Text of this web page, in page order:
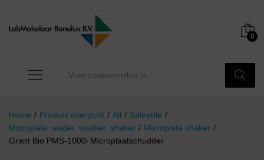
0
Home / Product overzicht / All / Saleable /
Microplate reader, washer, shaker / Microplate shaker /
Grant Bio PMS-1000i Microplaatschudder